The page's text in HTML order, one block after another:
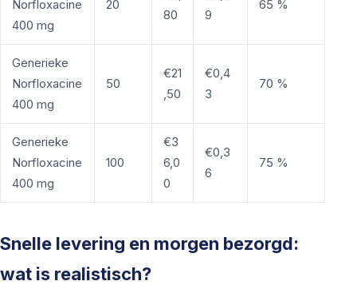
Norfloxacine
400 mg
20
80
9
65 %
Generieke
Norfloxacine
400 mg
50
€21
,50
€0,4
3
70 %
Generieke
Norfloxacine
400 mg
100
€3
6,0
0
€0,3
6
75 %
Snelle levering en morgen bezorgd:
wat is realistisch?